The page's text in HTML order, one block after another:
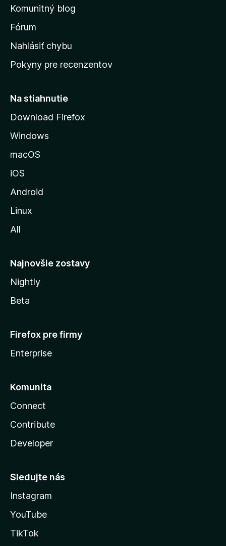
v
s
k
s
r
n
k
o
z
l
Komunitný blog
Fórum
Nahlásiť chybu
Pokyny pre recenzentov
Na stiahnutie
Download Firefox
Windows
macOS
iOS
Android
Linux
All
Najnovšie zostavy
Nightly
Beta
Firefox pre firmy
Enterprise
Komunita
Connect
Contribute
Developer
Sledujte nás
Instagram
YouTube
TikTok